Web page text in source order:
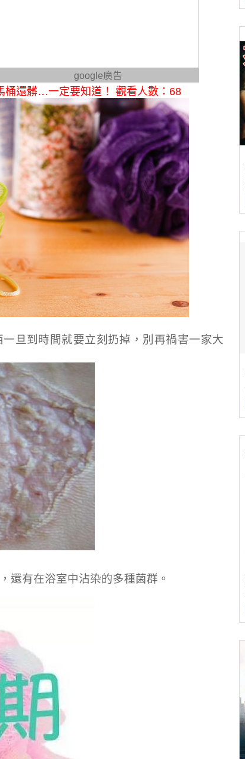
google廣告
桶還髒…一定要知道！ 觀看人數：68
旦到時間就要立刻扔掉，別再禍害一家大
還有在浴室中沾染的多種菌群。